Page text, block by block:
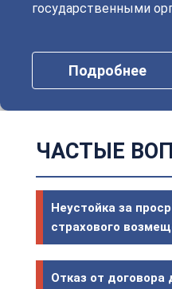
государственными
Подробнее
ЧАСТЫЕ
Неустойка за
страхового
Отказ от договора